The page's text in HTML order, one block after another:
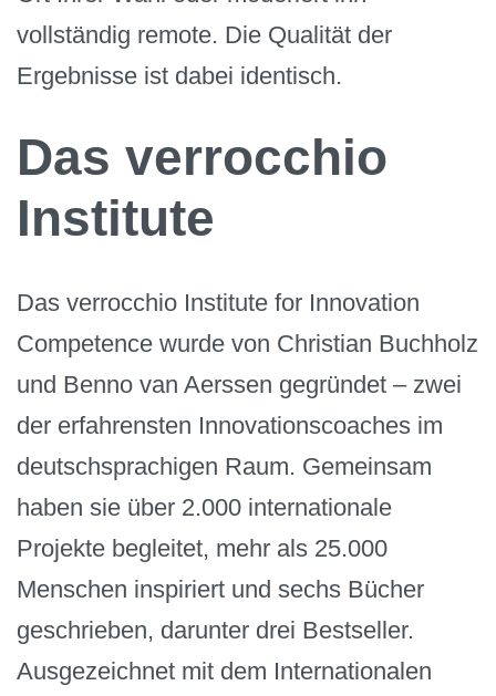
vollständig remote. Die Qualität der
Ergebnisse ist dabei identisch.
Das verrocchio
Institute
Das verrocchio Institute for Innovation
Competence wurde von Christian Buchholz
und Benno van Aerssen gegründet – zwei
der erfahrensten Innovationscoaches im
deutschsprachigen Raum. Gemeinsam
haben sie über 2.000 internationale
Projekte begleitet, mehr als 25.000
Menschen inspiriert und sechs Bücher
geschrieben, darunter drei Bestseller.
Ausgezeichnet mit dem Internationalen